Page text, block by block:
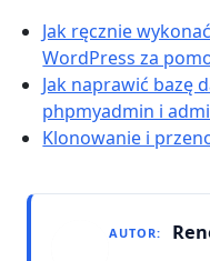
Jak ręcznie
WordPress za
Jak naprawić bazę
phpmyadmin i
Klonowanie i
AUTOR: